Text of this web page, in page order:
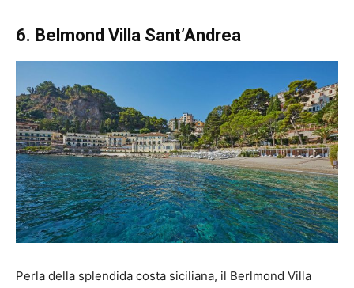
6. Belmond Villa Sant’Andrea
Perla della splendida costa siciliana, il Berlmond Villa